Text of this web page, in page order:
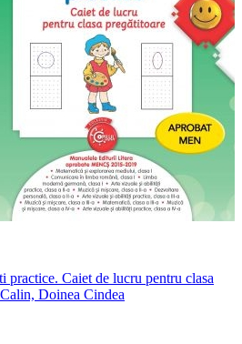
practice. Caiet de lucru pentru clasa
Doinea Cindea